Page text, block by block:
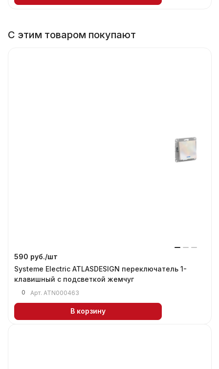
С этим товаром покупают
590 руб./шт
Systeme Electric ATLASDESIGN переключатель 1-
клавишный с подсветкой жемчуг
0 Арт. ATN000463
В корзину